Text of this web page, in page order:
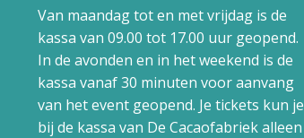
Van maandag tot en met vrijdag is de
kassa van 09.00 tot 17.00 uur geopend.
In de avonden en in het weekend is de
kassa vanaf 30 minuten voor aanvang
van het event geopend. Je tickets kun je
bij de kassa van De Cacaofabriek alleen